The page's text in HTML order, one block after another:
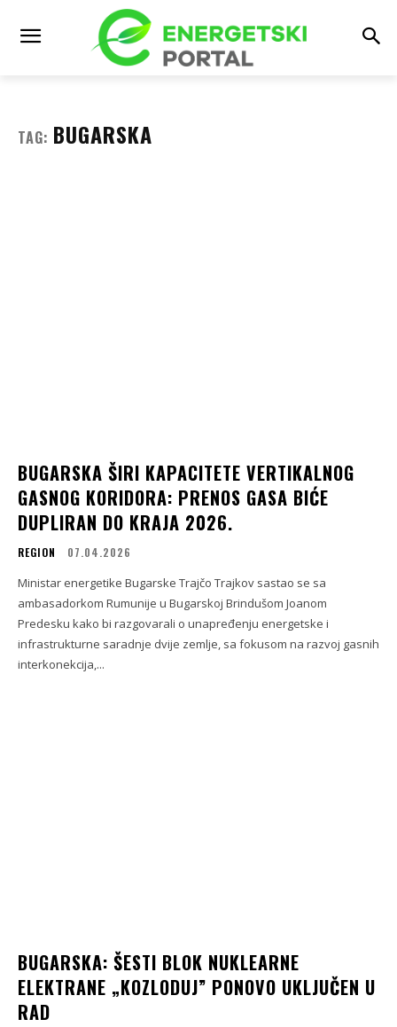
TAG: BUGARSKA
BUGARSKA ŠIRI KAPACITETE VERTIKALNOG
GASNOG KORIDORA: PRENOS GASA BIĆE
DUPLIRAN DO KRAJA 2026.
REGION 07.04.2026
Ministar energetike Bugarske Trajčo Trajkov sastao se sa
ambasadorkom Rumunije u Bugarskoj Brindušom Joanom
Predesku kako bi razgovarali o unapređenju energetske i
infrastrukturne saradnje dvije zemlje, sa fokusom na razvoj gasnih
interkonekcija,...
BUGARSKA: ŠESTI BLOK NUKLEARNE
ELEKTRANE „KOZLODUJ” PONOVO UKLJUČEN U
RAD